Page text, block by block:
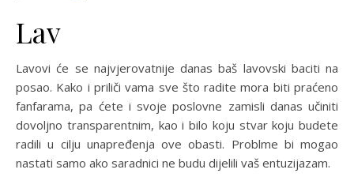
Lav
Lavovi će se najvjerovatnije danas baš lavovski baciti na
posao. Kako i priliči vama sve što radite mora biti praćeno
fanfarama, pa ćete i svoje poslovne zamisli danas učiniti
dovoljno transparentnim, kao i bilo koju stvar koju budete
radili u cilju unapređenja ove obasti. Problme bi mogao
nastati samo ako saradnici ne budu dijelili vaš entuzijazam.